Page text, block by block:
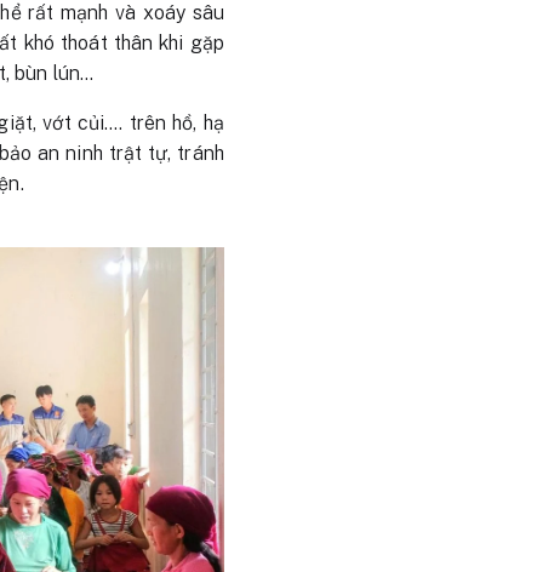
rất mạnh và xoáy sâu
khó thoát thân khi gặp
bùn lún…
vớt củi…. trên hồ, hạ
an ninh trật tự, tránh